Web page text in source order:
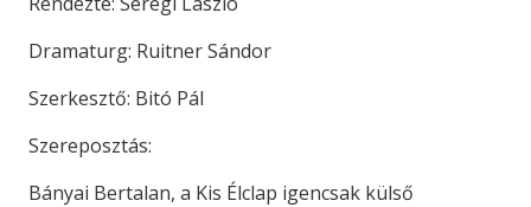
Dramaturg: Ruitner Sándor
Szerkesztő: Bitó Pál
Szereposztás:
Bányai Bertalan, a Kis Élclap igencsak külső